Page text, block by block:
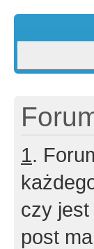
1.
czy
post